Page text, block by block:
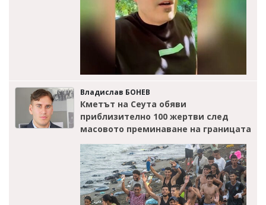
Владислав БОНЕВ
Кметът на Сеута обяви
приблизително 100 жертви след
масовото преминаване на границата